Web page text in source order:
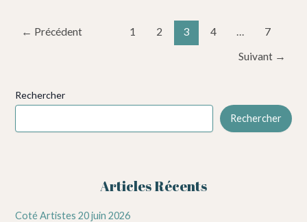
Pagination
← Précédent 1 2 3 4 7
Suivant →
Rechercher
Rechercher
Articles Récents
Coté Artistes 20 juin 2026